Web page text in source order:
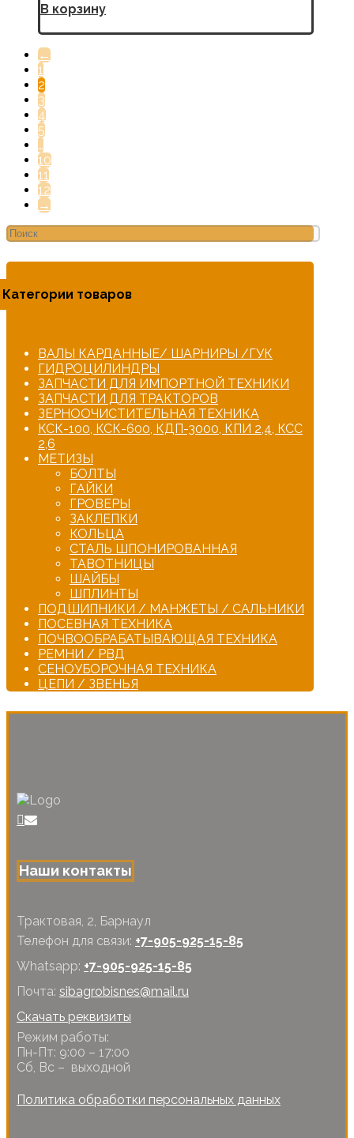
В корзину
←
1
2
3
4
5
…
10
11
12
→
Категории товаров
ВАЛЫ КАРДАННЫЕ/ ШАРНИРЫ /ГУК
ГИДРОЦИЛИНДРЫ
ЗАПЧАСТИ ДЛЯ ИМПОРТНОЙ ТЕХНИКИ
ЗАПЧАСТИ ДЛЯ ТРАКТОРОВ
ЗЕРНООЧИСТИТЕЛЬНАЯ ТЕХНИКА
КСК-100, КСК-600, КДП-3000, КПИ 2,4, КСС
2,6
МЕТИЗЫ
БОЛТЫ
ГАЙКИ
ГРОВЕРЫ
ЗАКЛЕПКИ
КОЛЬЦА
СТАЛЬ ШПОНИРОВАННАЯ
ТАВОТНИЦЫ
ШАЙБЫ
ШПЛИНТЫ
ПОДШИПНИКИ / МАНЖЕТЫ / САЛЬНИКИ
ПОСЕВНАЯ ТЕХНИКА
ПОЧВООБРАБАТЫВАЮЩАЯ ТЕХНИКА
РЕМНИ / РВД
СЕНОУБОРОЧНАЯ ТЕХНИКА
ЦЕПИ / ЗВЕНЬЯ
Наши контакты
Трактовая, 2, Барнаул
Телефон для связи: +7-905-925-15-85
Whatsapp: +7-905-925-15-85
Почта: sibagrobisnes@mail.ru
Скачать реквизиты
Режим работы:
Пн-Пт: 9:00 – 17:00
Сб, Вс – выходной
Политика обработки персональных данных